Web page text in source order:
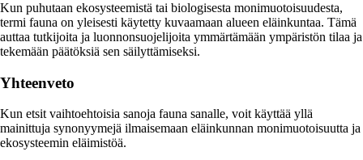
Kun puhutaan ekosysteemistä tai biologisesta monimuotoisuudesta,
termi fauna on yleisesti käytetty kuvaamaan alueen eläinkuntaa. Tämä
auttaa tutkijoita ja luonnonsuojelijoita ymmärtämään ympäristön tilaa ja
tekemään päätöksiä sen säilyttämiseksi.
Yhteenveto
Kun etsit vaihtoehtoisia sanoja fauna sanalle, voit käyttää yllä
mainittuja synonyymejä ilmaisemaan eläinkunnan monimuotoisuutta ja
ekosysteemin eläimistöä.